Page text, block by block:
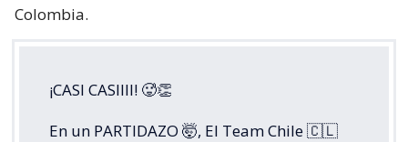
Colombia.
¡CASI CASIIII! 🥵👏
En un PARTIDAZO 🤯, El Team Chile 🇨🇱